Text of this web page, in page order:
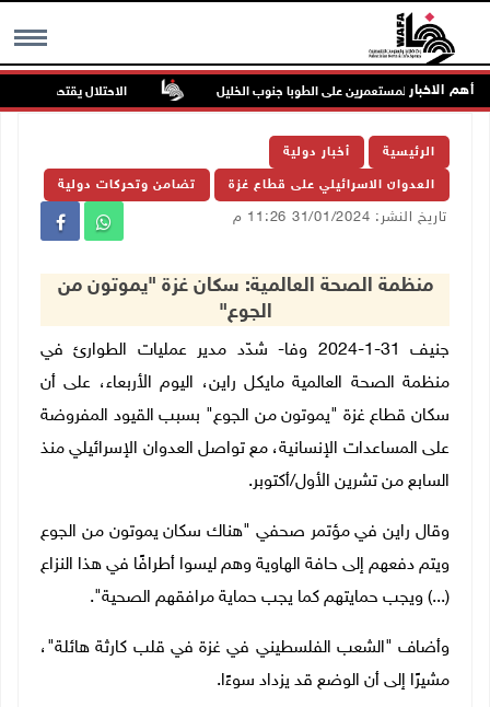
MENU أهم الاخبار
هجوم للمستعمرين على الطوبا جنوب الخليل الاحتلال يقتحم عورتا
الرئيسية أخبار دولية
العدوان الاسرائيلي على قطاع غزة تضامن وتحركات دولية
تاريخ النشر: 31/01/2024 11:26 م
منظمة الصحة العالمية: سكان غزة "يموتون من
الجوع"
جنيف 31-1-2024 وفا- شدّد مدير عمليات الطوارئ في
منظمة الصحة العالمية مايكل راين، اليوم الأربعاء، على أن
سكان قطاع غزة "يموتون من الجوع" بسبب القيود المفروضة
على المساعدات الإنسانية، مع تواصل العدوان الإسرائيلي منذ
السابع من تشرين الأول/أكتوبر.
وقال راين في مؤتمر صحفي "هناك سكان يموتون من الجوع
ويتم دفعهم إلى حافة الهاوية وهم ليسوا أطرافًا في هذا النزاع
(...) ويجب حمايتهم كما يجب حماية مرافقهم الصحية".
وأضاف "الشعب الفلسطيني في غزة في قلب كارثة هائلة"،
مشيرًا إلى أن الوضع قد يزداد سوءًا.